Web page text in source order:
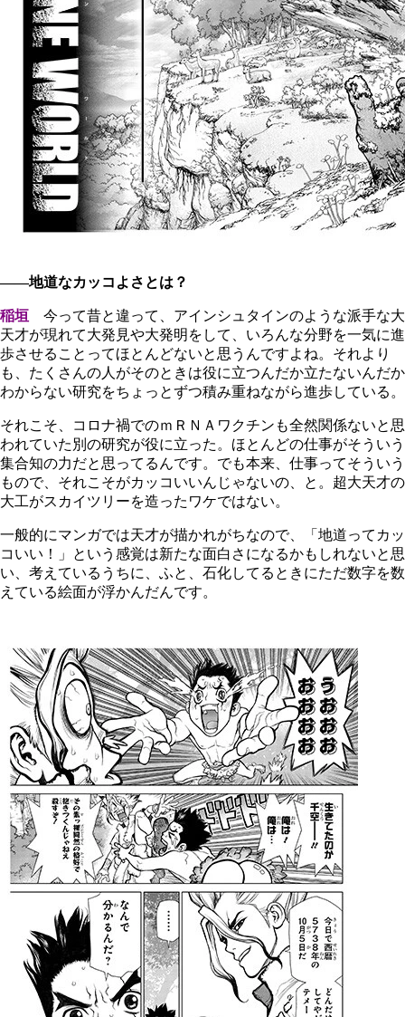
――地道なカッコよさとは？
稲垣 今って昔と違って、アインシュタインのような派手な大
天才が現れて大発見や大発明をして、いろんな分野を一気に進
歩させることってほとんどないと思うんですよね。それより
も、たくさんの人がそのときは役に立つんだか立たないんだか
わからない研究をちょっとずつ積み重ねながら進歩している。
それこそ、コロナ禍でのｍＲＮＡワクチンも全然関係ないと思
われていた別の研究が役に立った。ほとんどの仕事がそういう
集合知の力だと思ってるんです。でも本来、仕事ってそういう
もので、それこそがカッコいいんじゃないの、と。超大天才の
大工がスカイツリーを造ったワケではない。
一般的にマンガでは天才が描かれがちなので、「地道ってカッ
コいい！」という感覚は新たな面白さになるかもしれないと思
い、考えているうちに、ふと、石化してるときにただ数字を数
えている絵面が浮かんだんです。